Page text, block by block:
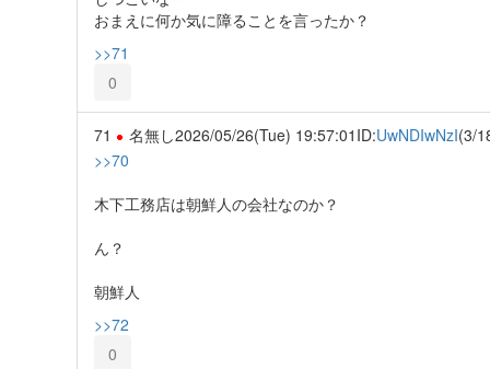
おまえに何か気に障ることを言ったか？
>>71
0
71 名無し2026/05/26(Tue) 19:57:01 ID:UwNDIwNzI(3/
>>70
木下工務店は朝鮮人の会社なのか？
ん？
朝鮮人
>>72
0